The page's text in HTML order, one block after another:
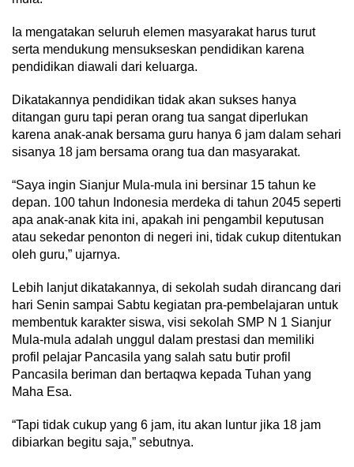
Ia mengatakan seluruh elemen masyarakat harus turut
serta mendukung mensukseskan pendidikan karena
pendidikan diawali dari keluarga.
Dikatakannya pendidikan tidak akan sukses hanya
ditangan guru tapi peran orang tua sangat diperlukan
karena anak-anak bersama guru hanya 6 jam dalam sehari
sisanya 18 jam bersama orang tua dan masyarakat.
“Saya ingin Sianjur Mula-mula ini bersinar 15 tahun ke
depan. 100 tahun Indonesia merdeka di tahun 2045 seperti
apa anak-anak kita ini, apakah ini pengambil keputusan
atau sekedar penonton di negeri ini, tidak cukup ditentukan
oleh guru,” ujarnya.
Lebih lanjut dikatakannya, di sekolah sudah dirancang dari
hari Senin sampai Sabtu kegiatan pra-pembelajaran untuk
membentuk karakter siswa, visi sekolah SMP N 1 Sianjur
Mula-mula adalah unggul dalam prestasi dan memiliki
profil pelajar Pancasila yang salah satu butir profil
Pancasila beriman dan bertaqwa kepada Tuhan yang
Maha Esa.
“Tapi tidak cukup yang 6 jam, itu akan luntur jika 18 jam
dibiarkan begitu saja,” sebutnya.